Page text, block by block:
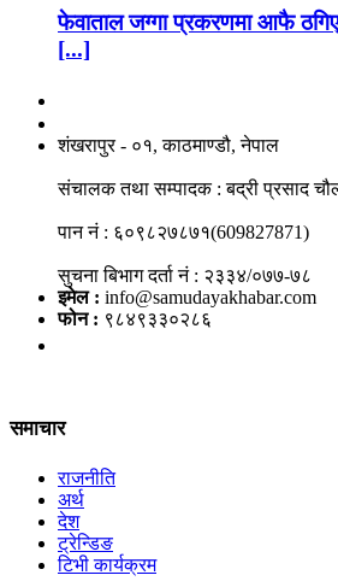
फेवाताल जग्गा प्रकरणमा आफै
[...]
शंखरापुर - ०१, काठमाण्डौ, नेपाल
संचालक तथा सम्पादक : बद्री प्रसाद
पान नं : ६०९८२७८७१(609827871)
सुचना बिभाग दर्ता नं : २३३४/०७७-७८
इमेल : info@samudayakhabar.com
फोन : ९८४९३३०२८६
समाचार
राजनीति
अर्थ
देश
ट्रेन्डिङ
टिभी कार्यक्रम